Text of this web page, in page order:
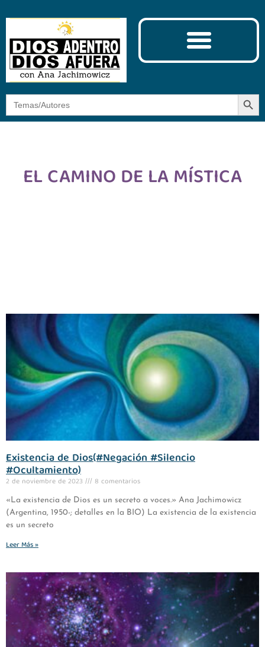
Botón
EL CAMINO DE LA MÍSTICA
Existencia de Dios(#Negación #Silencio
#Ocultamiento)
2 de noviembre de 2023 8 comentarios
«La existencia de Dios es un secreto a voces.» Ana Jachimowicz
(Argentina, 1950-; detalles en la BIO) La existencia de la existencia
es un secreto
Leer Más »